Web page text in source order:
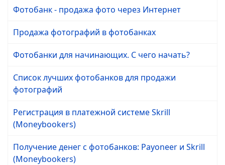
Фотобанк - продажа фото через Интернет
Продажа фотографий в фотобанках
Фотобанки для начинающих. С чего начать?
Список лучших фотобанков для продажи
фотографий
Регистрация в платежной системе Skrill
(Moneybookers)
Получение денег с фотобанков: Payoneer и Skrill
(Moneybookers)